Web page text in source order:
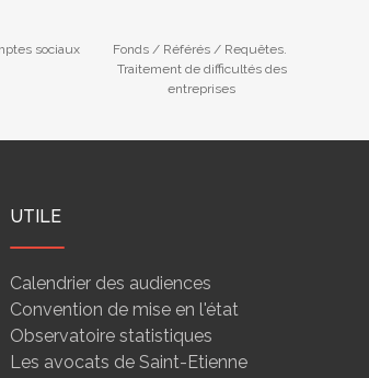
sociaux
Fonds / Référés / Requêtes.
Traitement de difficultés des
entreprises
UTILE
Calendrier des audiences
Convention de mise en l'état
Observatoire statistiques
Les avocats de Saint-Etienne